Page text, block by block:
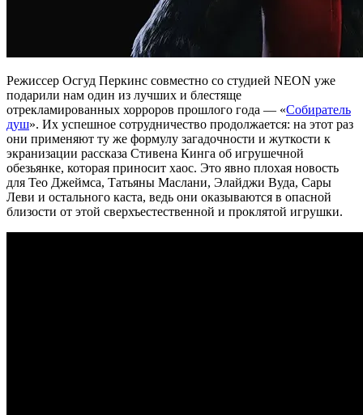
Режиссер Осгуд Перкинс совместно со студией NEON уже
подарили нам один из лучших и блестяще
отрекламированных хорроров прошлого года — «Собиратель
душ». Их успешное сотрудничество продолжается: на этот раз
они применяют ту же формулу загадочности и жуткости к
экранизации рассказа Стивена Кинга об игрушечной
обезьянке, которая приносит хаос. Это явно плохая новость
для Тео Джеймса, Татьяны Маслани, Элайджи Вуда, Сары
Леви и остального каста, ведь они оказываются в опасной
близости от этой сверхъестественной и проклятой игрушки.